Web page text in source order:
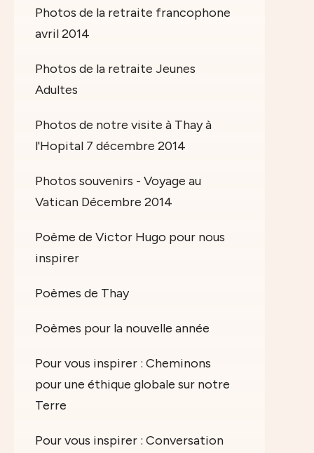
Photos de la retraite francophone
avril 2014
Photos de la retraite Jeunes
Adultes
Photos de notre visite à Thay à
l'Hopital 7 décembre 2014
Photos souvenirs - Voyage au
Vatican Décembre 2014
Poème de Victor Hugo pour nous
inspirer
Poèmes de Thay
Poèmes pour la nouvelle année
Pour vous inspirer : Cheminons
pour une éthique globale sur notre
Terre
Pour vous inspirer : Conversation